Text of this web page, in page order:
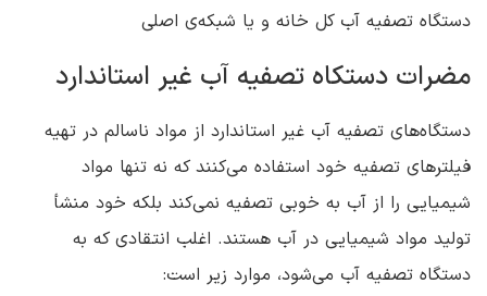
دستگاه تصفیه آب کل خانه و یا شبکه‌ی اصلی
مضرات دستکاه تصفیه آب غیر استاندارد
دستگاه‌های تصفیه آب غیر استاندارد از مواد ناسالم در تهیه
فیلترهای تصفیه خود استفاده می‌کنند که نه تنها مواد
شیمیایی را از آب به خوبی تصفیه نمی‌کند بلکه خود منشأ
تولید مواد شیمیایی در آب هستند. اغلب انتقادی که به
دستگاه تصفیه آب می‌شود، موارد زیر است: